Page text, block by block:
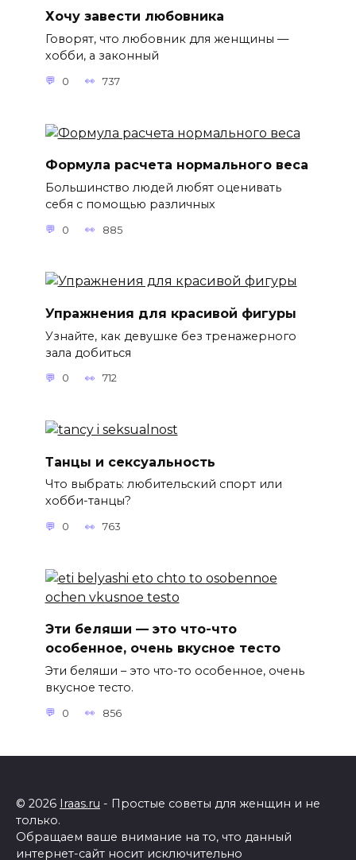
Хочу завести любовника
Говорят, что любовник для женщины —
хобби, а законный
0 737
Формула расчета нормального веса
Большинство людей любят оценивать
себя с помощью различных
0 885
Упражнения для красивой фигуры
Узнайте, как девушке без тренажерного
зала добиться
0 712
Танцы и сексуальность
Что выбрать: любительский спорт или
хобби-танцы?
0 763
Эти беляши — это что-что
особенное, очень вкусное тесто
Эти беляши – это что-то особенное, очень
вкусное тесто.
0 856
© 2026 Iraas.ru - Простые советы для женщин и не
только.
Обращаем ваше внимание на то, что данный
интернет-сайт носит исключительно